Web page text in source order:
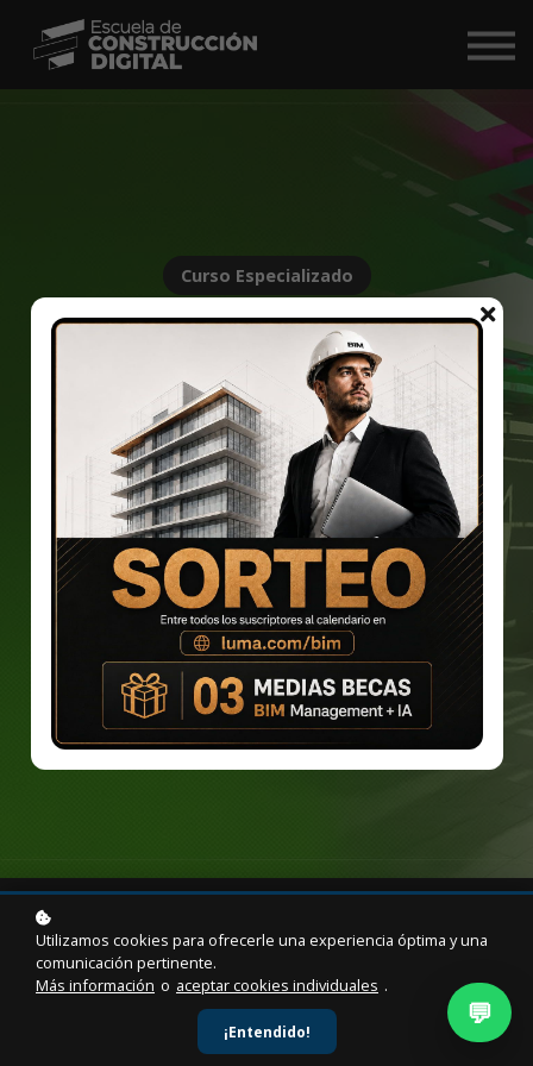
Comunidad
Curso Especializado
Coordinación BIM
de hospitales con
Revizto
Este curso especializado te prepara para coordinar
proyectos hospitalarios complejos usando Revizto.
Agregar al carrito $99 $59
DURACIÓN
12 Hrs. Certificadas
💬
Utilizamos cookies para ofrecerle una experiencia óptima y una
comunicación pertinente.
Más información o aceptar cookies individuales .
¡Entendido!